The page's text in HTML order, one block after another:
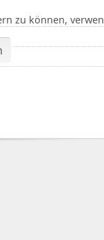
zu können,